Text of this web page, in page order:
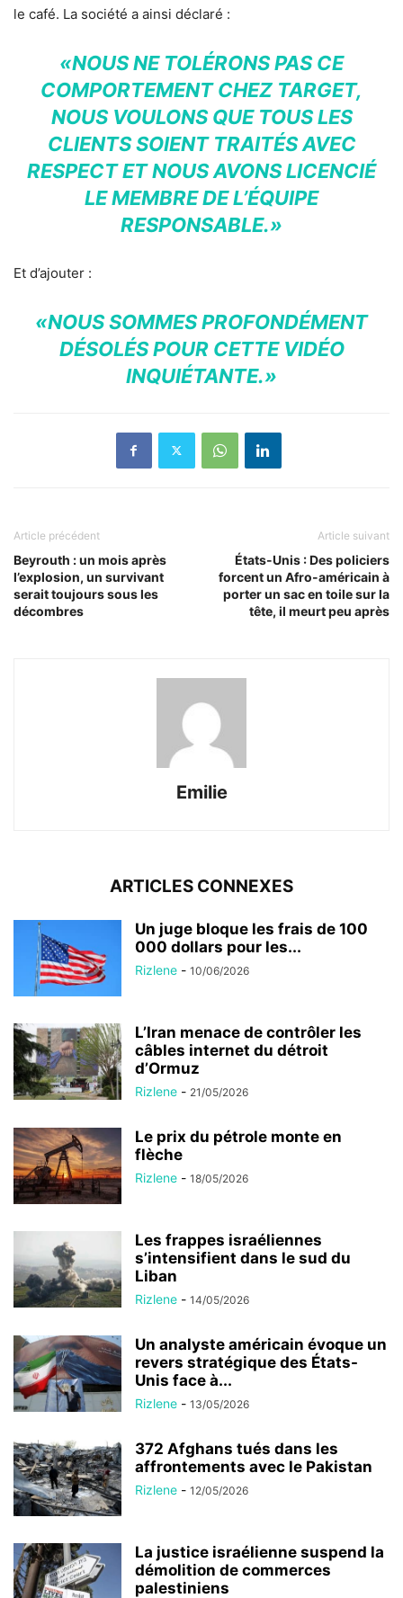
le café. La société a ainsi déclaré :
«NOUS NE TOLÉRONS PAS CE
COMPORTEMENT CHEZ TARGET,
NOUS VOULONS QUE TOUS LES
CLIENTS SOIENT TRAITÉS AVEC
RESPECT ET NOUS AVONS LICENCIÉ
LE MEMBRE DE L’ÉQUIPE
RESPONSABLE.»
Et d’ajouter :
«NOUS SOMMES PROFONDÉMENT
DÉSOLÉS POUR CETTE VIDÉO
INQUIÉTANTE.»
Article précédent
Beyrouth : un mois après
l’explosion, un survivant
serait toujours sous les
décombres
Article suivant
États-Unis : Des policiers
forcent un Afro-américain à
porter un sac en toile sur la
tête, il meurt peu après
Emilie
ARTICLES CONNEXES
Un juge bloque les frais de 100
000 dollars pour les...
Rizlene - 10/06/2026
L’Iran menace de contrôler les
câbles internet du détroit
d’Ormuz
Rizlene - 21/05/2026
Le prix du pétrole monte en
flèche
Rizlene - 18/05/2026
Les frappes israéliennes
s’intensifient dans le sud du
Liban
Rizlene - 14/05/2026
Un analyste américain évoque un
revers stratégique des États-
Unis face à...
Rizlene - 13/05/2026
372 Afghans tués dans les
affrontements avec le Pakistan
Rizlene - 12/05/2026
La justice israélienne suspend la
démolition de commerces
palestiniens